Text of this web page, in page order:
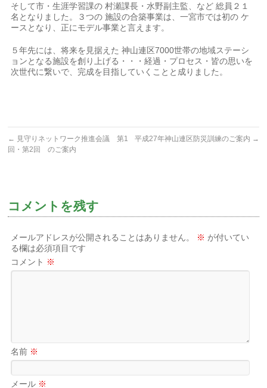
そして市・生涯学習課の 村瀬課長・水野副主監、など 総員２１
名となりました。３つの 施設の合築事業は、一宮市では初の ケ
ースとなり、正にモデル事業と言えます。
５年先には、将来を見据えた 神山連区7000世帯の地域ステーシ
ョンとなる施設を創り上げる・・・経過・プロセス・皆の思いを
次世代に繋いで、完成を目指していくことと成りました。
← 見守りネットワーク推進会議 第1
回・第2回 のご案内
平成27年神山連区防災訓練のご案内 →
コメントを残す
メールアドレスが公開されることはありません。 ※ が付いてい
る欄は必須項目です
コメント ※
名前 ※
メール ※